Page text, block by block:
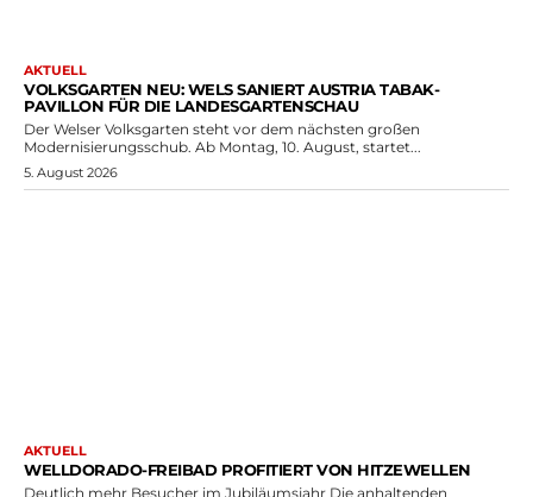
AKTUELL
VOLKSGARTEN NEU: WELS SANIERT AUSTRIA TABAK-
PAVILLON FÜR DIE LANDESGARTENSCHAU
Der Welser Volksgarten steht vor dem nächsten großen
Modernisierungsschub. Ab Montag, 10. August, startet...
5. August 2026
AKTUELL
WELLDORADO-FREIBAD PROFITIERT VON HITZEWELLEN
Deutlich mehr Besucher im Jubiläumsjahr Die anhaltenden